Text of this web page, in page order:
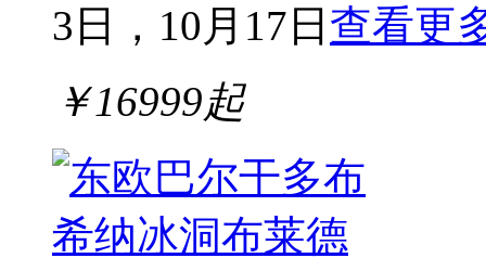
3日，10月17日 查看更
￥16999起